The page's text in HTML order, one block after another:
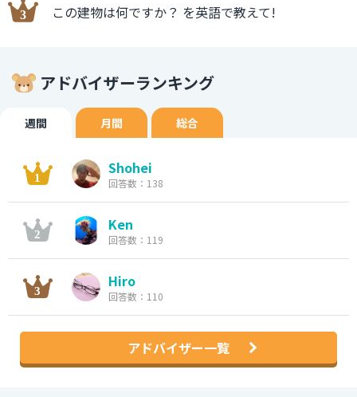
この建物は何ですか？ を英語で教えて!
アドバイザーランキング
週間 月間 総合
Shohei
回答数：138
Ken
回答数：119
Hiro
回答数：110
アドバイザー一覧